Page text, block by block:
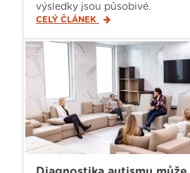
výsledky jsou působivé.
CELÝ ČLÁNEK